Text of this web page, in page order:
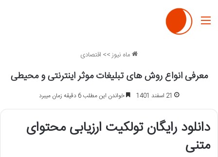
منو
ماه نیوز>> اقتصادی
معرفی انواع روش های تبلیغات موثر اینترنتی و محیطی
21 اسفند 1401 خواندن این مطلب 6 دقیقه زمان میبرد
دانلود رایگان تولکیت ارزیابی محتوای
متنی